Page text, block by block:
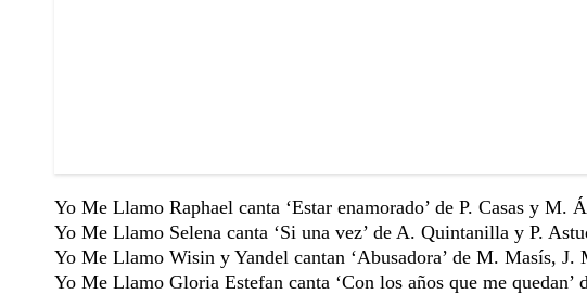
Yo Me Llamo Raphael canta ‘Estar enamorado’ de P. Casas y M.
Yo Me Llamo Selena canta ‘Si una vez’ de A. Quintanilla y P.
Yo Me Llamo Wisin y Yandel cantan ‘Abusadora’ de M. Masís,
Yo Me Llamo Gloria Estefan canta ‘Con los años que me quedan’